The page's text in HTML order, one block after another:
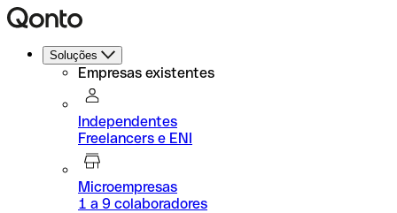
Soluções
Empresas existentes
Independentes
Freelancers e ENI
Microempresas
1 a 9 colaboradores